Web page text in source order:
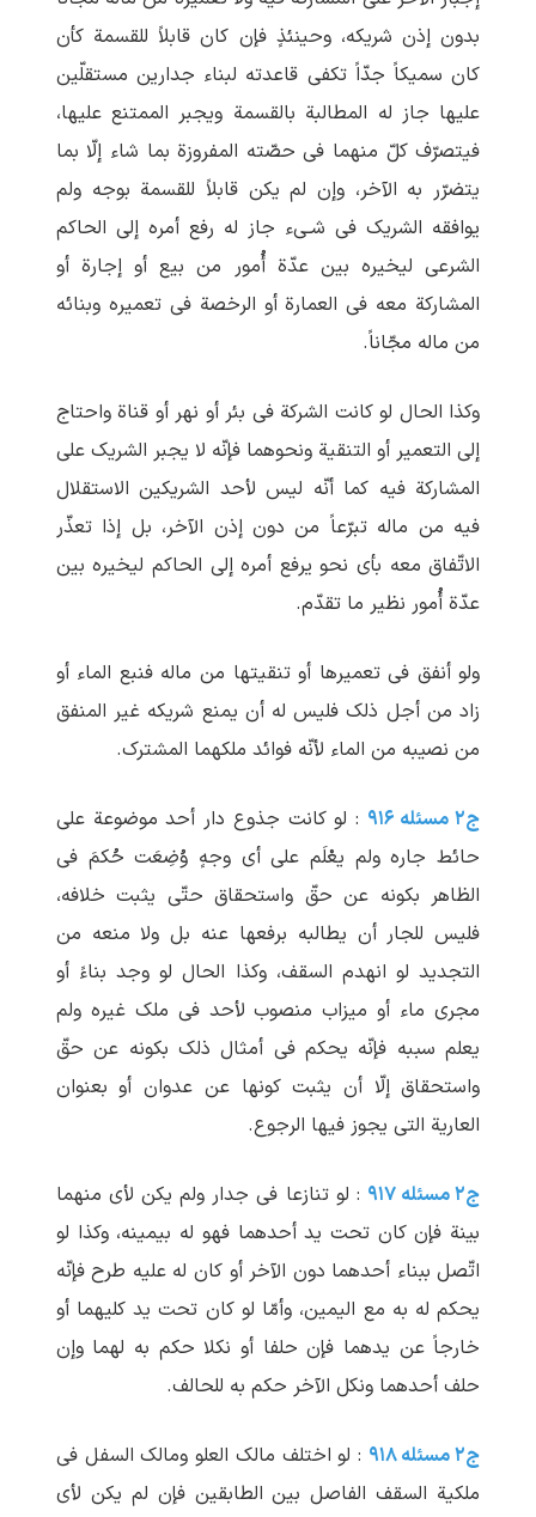
بدون إذن شریکه، وحینئذٍ فإن کان قابلاً للقسمة کأن
کان سمیکاً جدّاً تکفی قاعدته لبناء جدارین مستقلّین
علیها جاز له المطالبة بالقسمة ویجبر الممتنع علیها،
فیتصرّف کلّ منهما فی حصّته المفروزة بما شاء إلّا بما
یتضرّر به الآخر، وإن لم یکن قابلاً للقسمة بوجه ولم
یوافقه الشریک فی شـیء جاز له رفع أمره إلی الحاکم
الشرعی لیخیره بین عدّة أُمور من بیع أو إجارة أو
المشارکة معه فی العمارة أو الرخصة فی تعمیره وبنائه
من ماله مجّاناً.
وکذا الحال لو کانت الشرکة فی بئر أو نهر أو قناة واحتاج
إلی التعمیر أو التنقیة ونحوهما فإنّه لا یجبر الشریک علی
المشارکة فیه کما أنّه لیس لأحد الشریکین الاستقلال
فیه من ماله تبرّعاً من دون إذن الآخر، بل إذا تعذّر
الاتّفاق معه بأی نحو یرفع أمره إلی الحاکم لیخیره بین
عدّة أُمور نظیر ما تقدّم.
ولو أنفق فی تعمیرها أو تنقیتها من ماله فنبع الماء أو
زاد من أجل ذلک فلیس له أن یمنع شریکه غیر المنفق
من نصیبه من الماء لأنّه فوائد ملکهما المشترک.
ج۲ مسئله ۹۱۶
: لو کانت جذوع دار أحد موضوعة علی
حائط جاره ولم یعْلَم علی أی وجهٍ وُضِعَت حُکمَ فی
الظاهر بکونه عن حقّ واستحقاق حتّی یثبت خلافه،
فلیس للجار أن یطالبه برفعها عنه بل ولا منعه من
التجدید لو انهدم السقف، وکذا الحال لو وجد بناءً أو
مجری ماء أو میزاب منصوب لأحد فی ملک غیره ولم
یعلم سببه فإنّه یحکم فی أمثال ذلک بکونه عن حقّ
واستحقاق إلّا أن یثبت کونها عن عدوان أو بعنوان
العاریة التی یجوز فیها الرجوع.
ج۲ مسئله ۹۱۷
: لو تنازعا فی جدار ولم یکن لأی منهما
بینة فإن کان تحت ید أحدهما فهو له بیمینه، وکذا لو
اتّصل ببناء أحدهما دون الآخر أو کان له علیه طرح فإنّه
یحکم له به مع الیمین، وأمّا لو کان تحت ید کلیهما أو
خارجاً عن یدهما فإن حلفا أو نکلا حکم به لهما وإن
حلف أحدهما ونکل الآخر حکم به للحالف.
ج۲ مسئله ۹۱۸
: لو اختلف مالک العلو ومالک السفل فی
ملکیة السقف الفاصل بین الطابقین فإن لم یکن لأی